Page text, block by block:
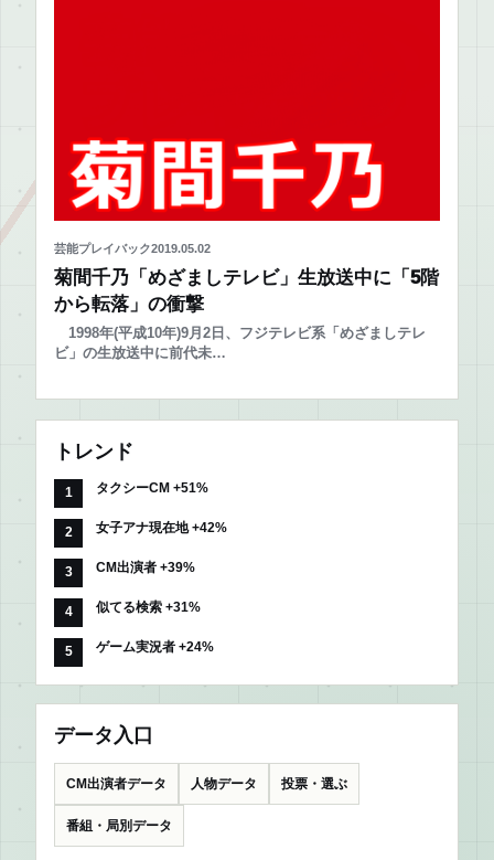
芸能プレイバック2019.05.02
菊間千乃「めざましテレビ」生放送中に「5階
から転落」の衝撃
1998年(平成10年)9月2日、フジテレビ系「めざましテレ
ビ」の生放送中に前代未…
トレンド
タクシーCM +51%
女子アナ現在地 +42%
CM出演者 +39%
似てる検索 +31%
ゲーム実況者 +24%
データ入口
CM出演者データ 人物データ 投票・選ぶ
番組・局別データ